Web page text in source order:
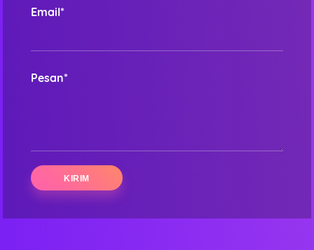
Email*
Pesan*